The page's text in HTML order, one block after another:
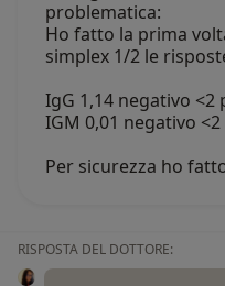
problematica:
Ho fatto la prima
simplex 1/2 le
IgG 1,14 negativo <2
IGM 0,01 negativo
Per sicurezza ho
RISPOSTA DEL DOTTORE: